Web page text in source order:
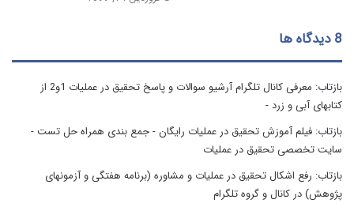
‫8 دیدگاه ها
بازتاب:
معرفی کانال تلگرام آرشیو سوالات و پاسخ تحقیق در عملیات 1و2 از
کتابهای آبی و زرد -
بازتاب: فیلم آموزش تحقیق در عملیات رایگان - جمع بندی همراه حل تست -
سایت تخصصی تحقیق در عملیات
بازتاب: رفع اشکال تحقیق در عملیات و مشاوره (برنامه هفتگی و آزمونهای
پژوهش) در کانال و گروه تلگرام